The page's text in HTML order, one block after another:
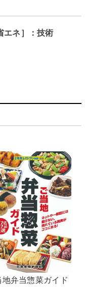
エネ］：技術
地弁当惣菜ガイド